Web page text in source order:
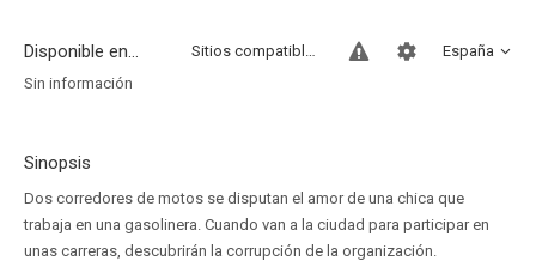
Disponible en... España
Sitios compatibles
Sin información
Sinopsis
Dos corredores de motos se disputan el amor de una chica que
trabaja en una gasolinera. Cuando van a la ciudad para participar en
unas carreras, descubrirán la corrupción de la organización.